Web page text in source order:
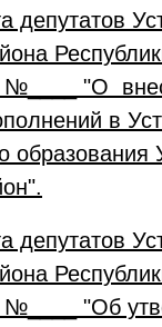
депутатов
№____ "О
в
образования
депутатов
№____ "Об